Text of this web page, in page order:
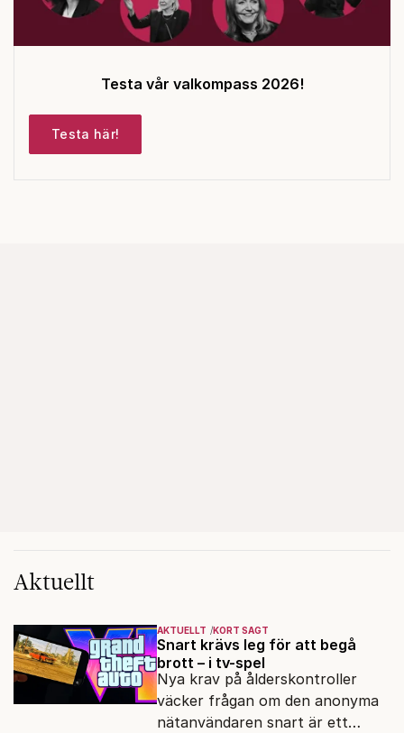
Testa vår valkompass 2026!
Testa här!
Aktuellt
AKTUELLT KORT SAGT
Snart krävs leg för att begå
brott – i tv-spel
Nya krav på ålderskontroller
väcker frågan om den anonyma
nätanvändaren snart är ett